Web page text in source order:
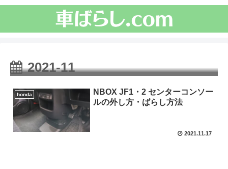
2021-11
honda
NBOX JF1・2 センターコンソー
ルの外し方・ばらし方法
2021.11.17